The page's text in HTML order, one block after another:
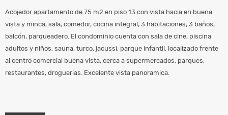
Acojedor apartamento de 75 m2 en piso 13 con vista hacia en buena
vista y minca, sala, comedor, cocina integral, 3 habitaciones, 3 baños,
balcón, parqueadero. El condominio cuenta con sala de cine, piscina
adultos y niños, sauna, turco, jacussi, parque infantil, localizado frente
al centro comercial buena vista, cerca a supermercados, parques,
restaurantes, droguerias. Excelente vista panoramica.